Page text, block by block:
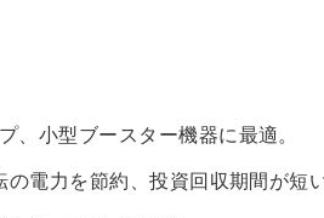
、小型ブースター機器に最適。
電力を節約、投資回収期間が短い